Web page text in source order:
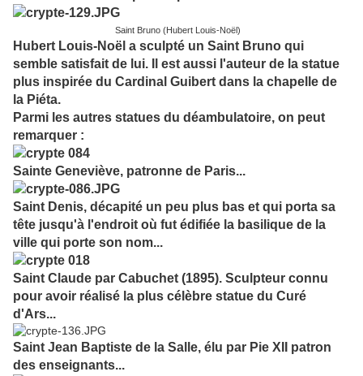
Saint Bruno (Hubert Louis-Noël)
Hubert Louis-Noël a sculpté un Saint Bruno qui
semble satisfait de lui. Il est aussi l'auteur de la statue
plus inspirée du Cardinal Guibert dans la chapelle de
la Piéta.
Parmi les autres statues du déambulatoire, on peut
remarquer :
Sainte Geneviève, patronne de Paris...
Saint Denis, décapité un peu plus bas et qui porta sa
tête jusqu'à l'endroit où fut édifiée la basilique de la
ville qui porte son nom...
Saint Claude par Cabuchet (1895). Sculpteur connu
pour avoir réalisé la plus célèbre statue du Curé
d'Ars...
Saint Jean Baptiste de la Salle, élu par Pie XII patron
des enseignants...